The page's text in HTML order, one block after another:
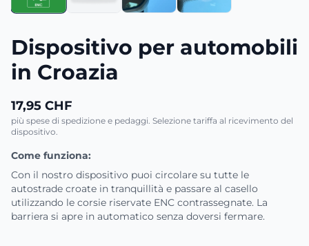
Dispositivo per automobili
in Croazia
17,95 CHF
più spese di spedizione e pedaggi. Selezione tariffa al ricevimento del
dispositivo.
Come funziona:
Con il nostro dispositivo puoi circolare su tutte le
autostrade croate in tranquillità e passare al casello
utilizzando le corsie riservate ENC contrassegnate. La
barriera si apre in automatico senza doversi fermare.